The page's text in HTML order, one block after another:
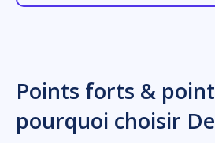
Points forts &
pourquoi choisir